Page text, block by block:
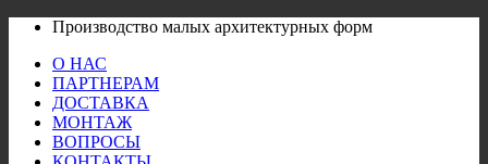
Skip
content
Производство малых архитектурных форм
О НАС
ПАРТНЕРАМ
ДОСТАВКА
МОНТАЖ
ВОПРОСЫ